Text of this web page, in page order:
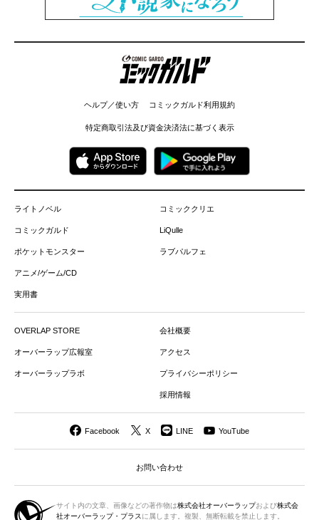
コミックガルド
ヘルプ／使い方 コミックガルド利用規約
特定商取引法及び資金決済法に基づく表示
ライトノベル
コミックガルド
ポケットモンスター
アニメ/ゲーム/CD
実用書
コミッククリエ
LiQulle
ラブパルフェ
OVERLAP STORE
オーバーラップ広報室
オーバーラップラボ
会社概要
アクセス
プライバシーポリシー
採用情報
Facebook X LINE YouTube
お問い合わせ
サイト内の文章、画像などの著作物は株式会社オーバーラップおよび株式会
社オーバーラップ・プラス に属します。複製、無断転載を禁止します。